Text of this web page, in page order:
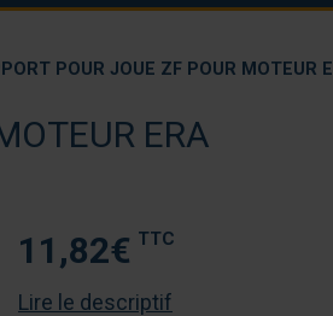
ERA
11,82€ TTC
Lire le descriptif
POUR JOUE ZF POUR MOTEUR